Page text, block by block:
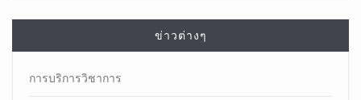
ข่าวต่างๆ
การบริการวิชาการ